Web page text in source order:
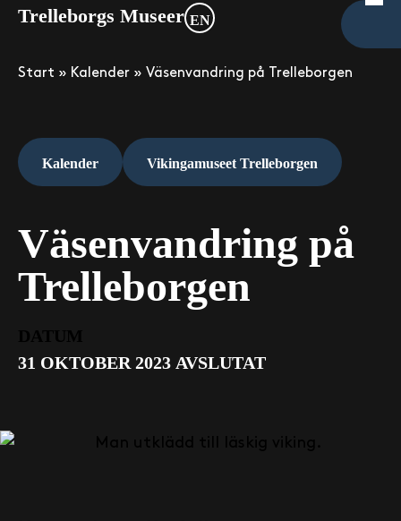
Trelleborgs Museer EN
Start » Kalender » Väsenvandring på Trelleborgen
Kalender Vikingamuseet Trelleborgen
Väsenvandring på
Trelleborgen
31 OKTOBER 2023 AVSLUTAT